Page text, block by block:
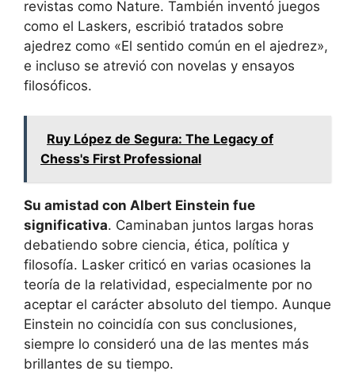
revistas como Nature. También inventó juegos
como el Laskers, escribió tratados sobre
ajedrez como «El sentido común en el ajedrez»,
e incluso se atrevió con novelas y ensayos
filosóficos.
Ruy López de Segura: The Legacy of
Chess's First Professional
Su amistad con Albert Einstein fue
significativa. Caminaban juntos largas horas
debatiendo sobre ciencia, ética, política y
filosofía. Lasker criticó en varias ocasiones la
teoría de la relatividad, especialmente por no
aceptar el carácter absoluto del tiempo. Aunque
Einstein no coincidía con sus conclusiones,
siempre lo consideró una de las mentes más
brillantes de su tiempo.